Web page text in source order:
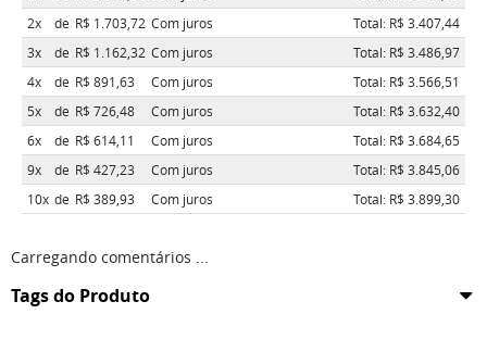
2x
de R$ 1.703,72 Com juros
Total: R$ 3.407,44
3x
de R$ 1.162,32 Com juros
Total: R$ 3.486,97
4x
de R$ 891,63 Com juros
Total: R$ 3.566,51
5x
de R$ 726,48 Com juros
Total: R$ 3.632,40
6x
de R$ 614,11 Com juros
Total: R$ 3.684,65
9x
de R$ 427,23 Com juros
Total: R$ 3.845,06
10x de R$ 389,93 Com juros Total: R$ 3.899,30
Carregando comentários ...
Tags do Produto